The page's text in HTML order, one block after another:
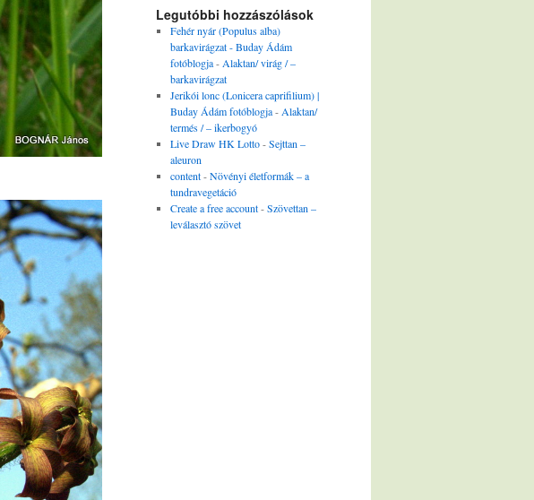
Legutóbbi hozzászólások
Fehér nyár (Populus alba)
barkavirágzat - Buday Ádám
fotóblogja- Alaktan/ virág / –
barkavirágzat
Jerikói lonc (Lonicera caprifilium) |
Buday Ádám fotóblogja- Alaktan/
termés / – ikerbogyó
Live Draw HK Lotto-Sejttan –
aleuron
content-Növényi életformák – a
tundravegetáció
Create a free account-Szövettan –
leválasztó szövet